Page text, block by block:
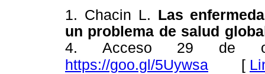
1. Chacin L. Las
un problema de salud
4. Acceso 29 de
https://goo.gl/5Uywsa [